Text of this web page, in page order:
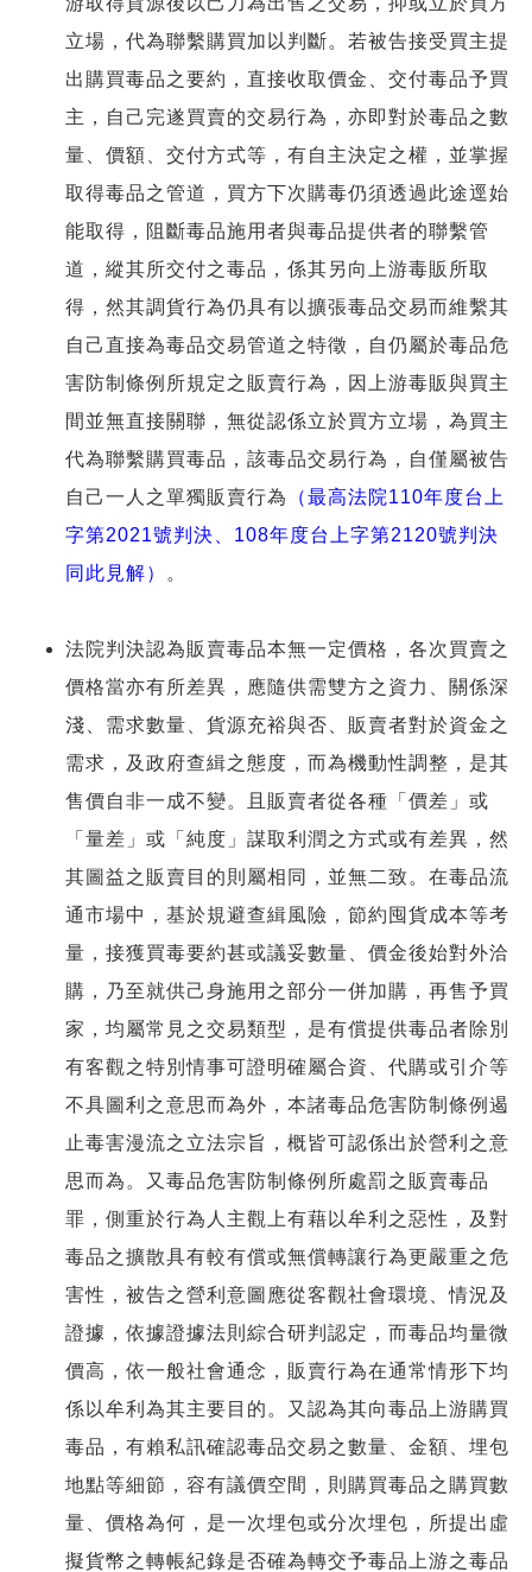
立場，代為聯繫購買加以判斷。若被告接受買主提
出購買毒品之要約，直接收取價金、交付毒品予買
主，自己完遂買賣的交易行為，亦即對於毒品之數
量、價額、交付方式等，有自主決定之權，並掌握
取得毒品之管道，買方下次購毒仍須透過此途逕始
能取得，阻斷毒品施用者與毒品提供者的聯繫管
道，縱其所交付之毒品，係其另向上游毒販所取
得，然其調貨行為仍具有以擴張毒品交易而維繫其
自己直接為毒品交易管道之特徵，自仍屬於毒品危
害防制條例所規定之販賣行為，因上游毒販與買主
間並無直接關聯，無從認係立於買方立場，為買主
代為聯繫購買毒品，該毒品交易行為，自僅屬被告
自己一人之單獨販賣行為
（最高法院110年度台上
字第2021號判決、108年度台上字第2120號判決
同此見解）
。
法院判決認為販賣毒品本無一定價格，各次買賣之
價格當亦有所差異，應隨供需雙方之資力、關係深
淺、需求數量、貨源充裕與否、販賣者對於資金之
需求，及政府查緝之態度，而為機動性調整，是其
售價自非一成不變。且販賣者從各種「價差」或
「量差」或「純度」謀取利潤之方式或有差異，然
其圖益之販賣目的則屬相同，並無二致。在毒品流
通市場中，基於規避查緝風險，節約囤貨成本等考
量，接獲買毒要約甚或議妥數量、價金後始對外洽
購，乃至就供己身施用之部分一併加購，再售予買
家，均屬常見之交易類型，是有償提供毒品者除別
有客觀之特別情事可證明確屬合資、代購或引介等
不具圖利之意思而為外，本諸毒品危害防制條例遏
止毒害漫流之立法宗旨，概皆可認係出於營利之意
思而為。又毒品危害防制條例所處罰之販賣毒品
罪，側重於行為人主觀上有藉以牟利之惡性，及對
毒品之擴散具有較有償或無償轉讓行為更嚴重之危
害性，被告之營利意圖應從客觀社會環境、情況及
證據，依據證據法則綜合研判認定，而毒品均量微
價高，依一般社會通念，販賣行為在通常情形下均
係以牟利為其主要目的。又認為其向毒品上游購買
毒品，有賴私訊確認毒品交易之數量、金額、埋包
地點等細節，容有議價空間，則購買毒品之購買數
量、價格為何，是一次埋包或分次埋包，所提出虛
擬貨幣之轉帳紀錄是否確為轉交予毒品上游之毒品